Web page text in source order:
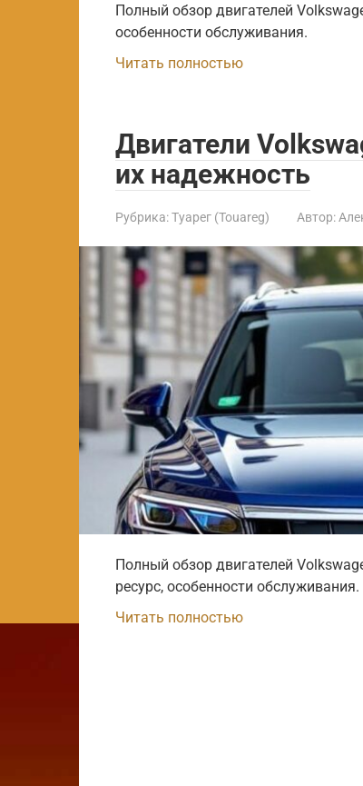
Полный обзор двигателей
особенности обслуживания.
Читать полностью
Двигатели
их надежность
Рубрика:Туарег (Touareg) Автор:
Полный обзор двигателей
ресурс, особенности обслуживания.
Читать полностью